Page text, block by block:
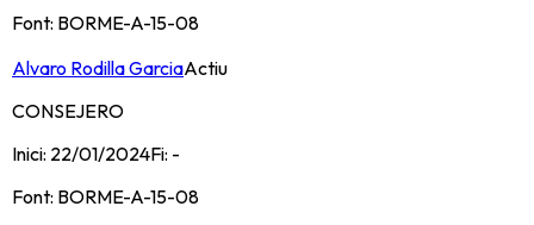
Font: BORME-A-15-08
Alvaro Rodilla GarciaActiu
CONSEJERO
Inici: 22/01/2024Fi: -
Font: BORME-A-15-08